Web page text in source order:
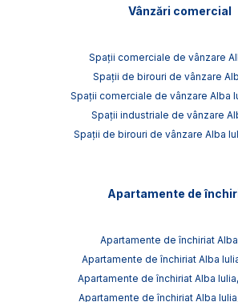
Vânzări comercial
Spații comerciale de vânzare
Spații de birouri de vânzare
Spații comerciale de vânzare Alba
Spații industriale de vânzare
Spații de birouri de vânzare Alba
Apartamente de
Apartamente de închiriat
Apartamente de închiriat Alba
Apartamente de închiriat Alba
Apartamente de închiriat Alba